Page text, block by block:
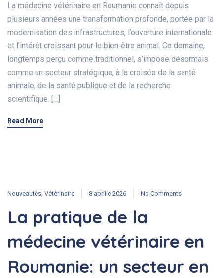
La médecine vétérinaire en Roumanie connaît depuis
plusieurs années une transformation profonde, portée par la
modernisation des infrastructures, l’ouverture internationale
et l’intérêt croissant pour le bien‑être animal. Ce domaine,
longtemps perçu comme traditionnel, s’impose désormais
comme un secteur stratégique, à la croisée de la santé
animale, de la santé publique et de la recherche
scientifique. […]
Read More
Nouveautés, Vétérinaire 8 aprilie 2026 No Comments
La pratique de la
médecine vétérinaire en
Roumanie: un secteur en